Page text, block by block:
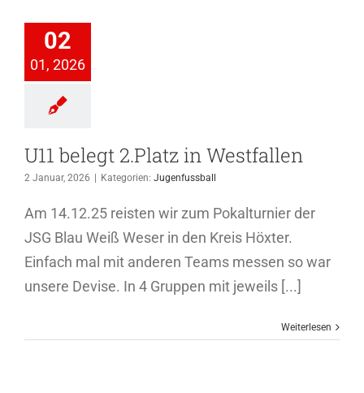
02
01, 2026
2.Platz
U11 belegt 2.Platz in Westfallen
2 Januar, 2026 Kategorien: Jugenfussball
Am 14.12.25 reisten wir zum Pokalturnier der
JSG Blau Weiß Weser in den Kreis Höxter.
Einfach mal mit anderen Teams messen so war
unsere Devise. In 4 Gruppen mit jeweils [...]
Weiterlesen